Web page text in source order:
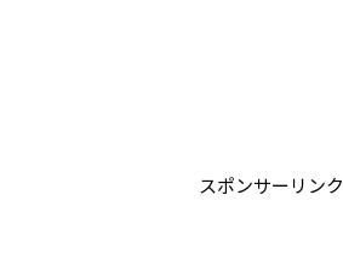
スポンサーリンク